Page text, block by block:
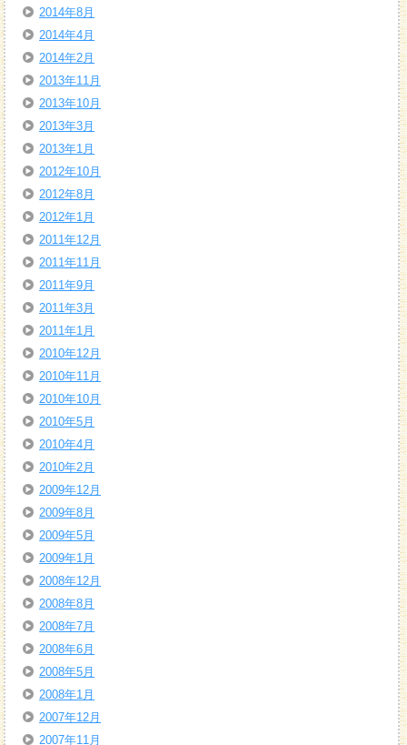
2014年8月
2014年4月
2014年2月
2013年11月
2013年10月
2013年3月
2013年1月
2012年10月
2012年8月
2012年1月
2011年12月
2011年11月
2011年9月
2011年3月
2011年1月
2010年12月
2010年11月
2010年10月
2010年5月
2010年4月
2010年2月
2009年12月
2009年8月
2009年5月
2009年1月
2008年12月
2008年8月
2008年7月
2008年6月
2008年5月
2008年1月
2007年12月
2007年11月